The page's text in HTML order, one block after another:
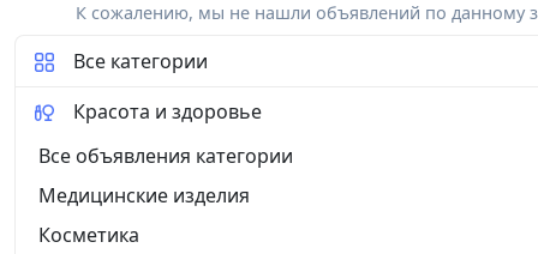
К сожалению, мы не нашли объявлений по данному
Все категории
Красота и здоровье
Все объявления категории
Медицинские изделия
Косметика